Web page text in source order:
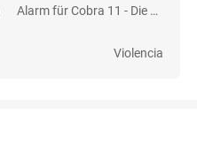
Alarm für Cobra 11 - Die Autobahnpolizei
Violencia